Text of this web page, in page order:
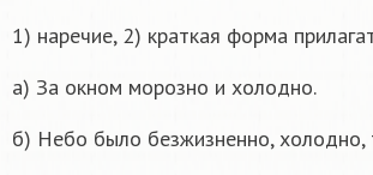
1) наречие, 2) краткая форма
а) За окном морозно и холодно.
б) Небо было безжизненно, холодно,